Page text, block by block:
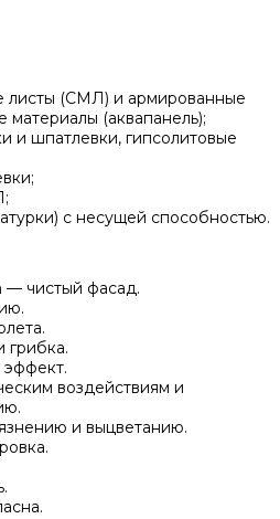
листы (СМЛ) и армированные
материалы (аквапанель);
и шпатлевки, гипсолитовые
с несущей способностью.
— чистый фасад.
грибка.
воздействиям и
и выцветанию.